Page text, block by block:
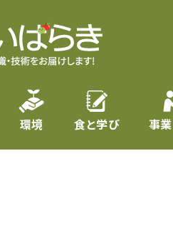
環境 食と学び 事